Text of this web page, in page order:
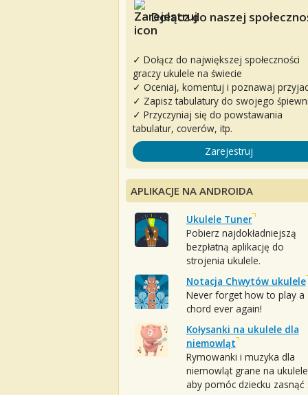
Dołącz do naszej
✓ Dołącz do największej społeczności
graczy ukulele na świecie
✓ Oceniaj, komentuj i poznawaj
✓ Zapisz tabulatury do swojego
✓ Przyczyniaj się do powstawania
tabulatur, coverów, itp.
Zarejestruj
APLIKACJE NA ANDROIDA
Ukulele Tuner
Pobierz najdokładniejszą
bezpłatną aplikację do
strojenia ukulele.
Notacja Chwytów ukulele
Never forget how to play a
chord ever again!
Kołysanki na ukulele dla
niemowląt
Rymowanki i muzyka dla
niemowląt grane na
aby pomóc dziecku zasnąć